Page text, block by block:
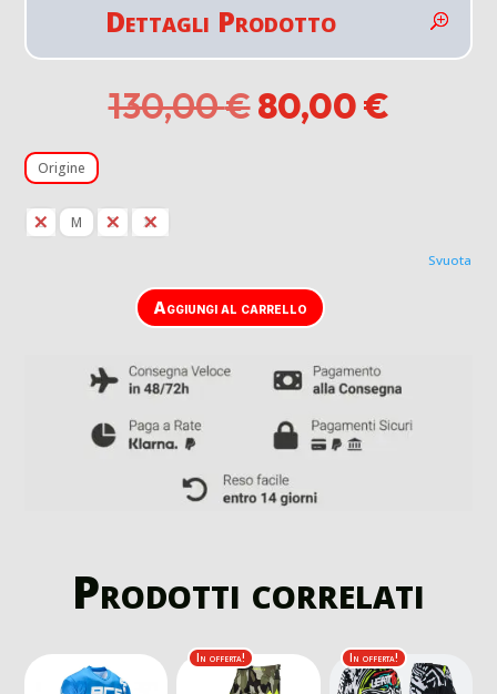
Dettagli Prodotto
130,00€Il
prezzo
80,00€Il
prezzo
Origine
L M S XL
Svuota
Aggiungi al carrello
Prodotti correlati
In offerta! In offerta!